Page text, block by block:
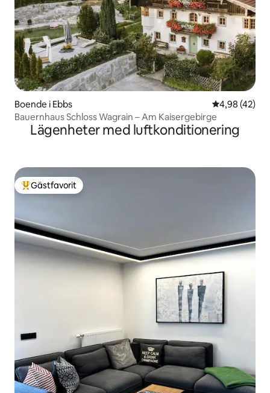
Boende i Ebbs 4,98 av 5 i
4,98 (42)
Bauernhaus Schloss Wagrain – Am Kaisergebirge
Lägenheter med luftkonditionering
Populär gästfavorit
Gästfavorit